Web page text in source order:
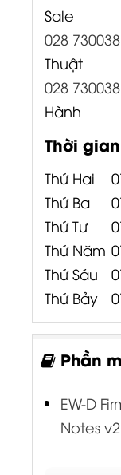
Sale
028
Thuật
028
Hành
Thời
Thứ Hai
Thứ Ba
Thứ Tư
Thứ Năm
Thứ Sáu
Thứ Bảy
Phần
EW-D
Notes